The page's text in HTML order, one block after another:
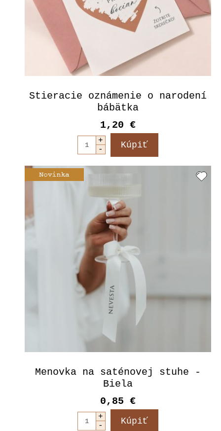
Stieracie oznámenie o narodení
bábätka
1,20 €
Menovka na saténovej stuhe -
Biela
0,85 €